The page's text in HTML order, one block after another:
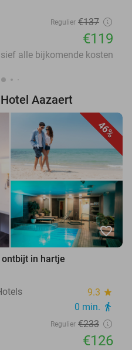
Regulier €137
€119
alle bijkomende kosten
Aazaert
46%
favorite_border
in hartje
9.3 star
0 min. directions_walk
Regulier €233
€126